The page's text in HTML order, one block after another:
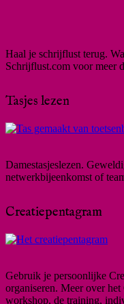
Haal je schrijflust terug.
Schrijflust.com voor meer
Tasjes lezen
Damestasjeslezen.
netwerkbijeenkomst of
Creatiepentagram
Gebruik je persoonlijke
organiseren. Meer over
workshop, de training,